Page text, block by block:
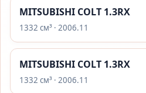
MITSUBISHI COLT 1.3RX
1332 см³ · 2006.11
MITSUBISHI COLT 1.3RX
1332 см³ · 2006.11